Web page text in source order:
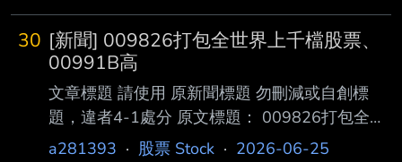
名： 經濟日報 記者高瑜君 原文內容： 富邦台
50ETF（006208）最新配息出爐！根據富邦投
信30日的第一階段公告，每受益權單 位擬配發
金額為4.75元，金額創下掛牌來最高，以今日收
盤價250.2元計算，單期配息殖 利率為1.89%，
實際配息公告日在7月14日，最後買進日為7月
30 [新聞] 009826打包全世界上千檔股票、
00991B高
文章標題 請使用 原新聞標題 勿刪減或自創標
題，違者4-1處分 原文標題： 009826打包全世
界上千檔股票、00991B高評等美元債！投資人
a281393 · 股票 Stock · 2026-06-25